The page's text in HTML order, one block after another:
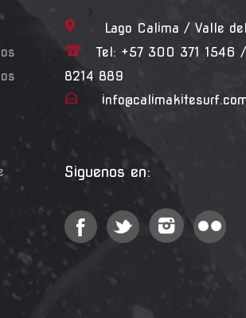
Lago Calima / Valle del
Tel: +57 300 371 1546 /
8214 889
Siguenos en: